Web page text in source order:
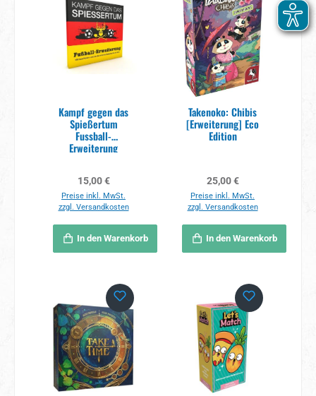
Kampf gegen das
Spießertum
Fussball-
Erweiterung
Regulärer Preis:
15,00 €
Preise inkl. MwSt.
zzgl. Versandkosten
In den Warenkorb
Takenoko: Chibis
[Erweiterung] Eco
Edition
Regulärer Preis:
25,00 €
Preise inkl. MwSt.
zzgl. Versandkosten
In den Warenkorb